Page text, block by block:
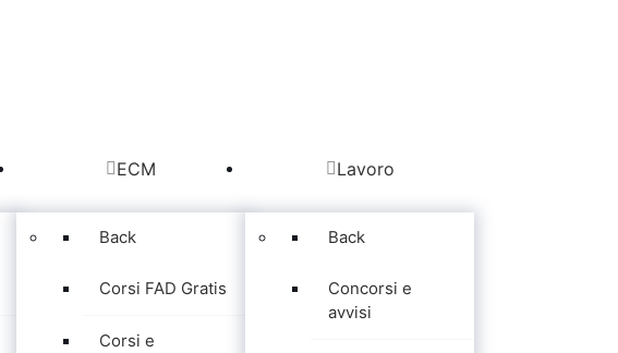
ECM
Back
Corsi FAD Gratis
Corsi e
Lavoro
Back
Concorsi e
avvisi